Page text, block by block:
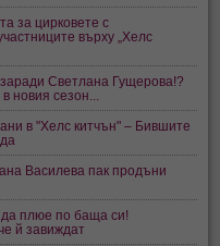
за цирковете с
върху „Хелс
Светлана Гущерова!?
новия сезон...
в "Хелс китчън" – Бившите
Василева пак продъни
да плюе по баща си!
й завиждат